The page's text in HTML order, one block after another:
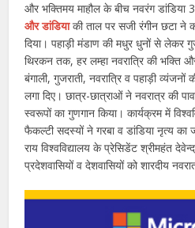
और भक्तिमय माहौल के बीच नवरंग
और डांडियाकी ताल पर सजी रंगीन छटा ने
दिया। पहाड़ी मंडाण की मधुर धुनों से लेकर
थिरकन तक, हर लम्हा नवरात्रि की भक्ति
बंगाली, गुजराती, नवरात्रि व पहाड़ी
लगा दिए। छात्र-छात्राओं ने नवरात्र की
स्वरूपों का गुणगान किया। कार्यक्रम में
फैकल्टी सदस्यों ने गरबा व डांडिया नृत्य
राय विश्वविद्यालय के प्रेसिडेंट श्रीमहंत
प्रदेशवासियों व देशवासियों को शारदीय